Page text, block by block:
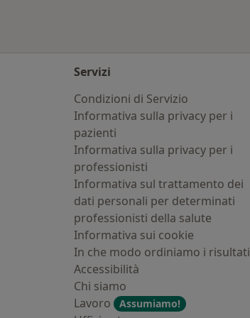
Servizi
Condizioni di Servizio
Informativa sulla privacy per i
pazienti
Informativa sulla privacy per i
professionisti
Informativa sul trattamento dei
dati personali per determinati
professionisti della salute
Informativa sui cookie
In che modo ordiniamo i risultati
Accessibilità
Chi siamo
Lavoro
Assumiamo!